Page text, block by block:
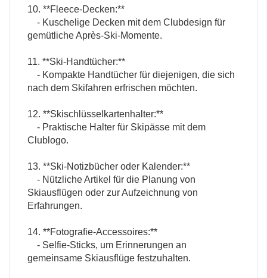
10. **Fleece-Decken:**
- Kuschelige Decken mit dem Clubdesign für
gemütliche Après-Ski-Momente.
11. **Ski-Handtücher:**
- Kompakte Handtücher für diejenigen, die sich
nach dem Skifahren erfrischen möchten.
12. **Skischlüsselkartenhalter:**
- Praktische Halter für Skipässe mit dem
Clublogo.
13. **Ski-Notizbücher oder Kalender:**
- Nützliche Artikel für die Planung von
Skiausflügen oder zur Aufzeichnung von
Erfahrungen.
14. **Fotografie-Accessoires:**
- Selfie-Sticks, um Erinnerungen an
gemeinsame Skiausflüge festzuhalten.